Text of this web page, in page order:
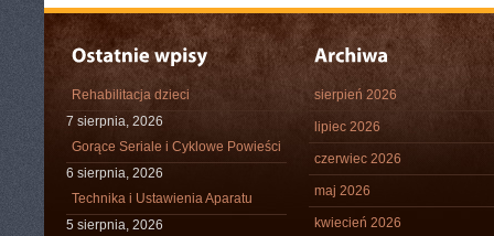
Rehabilitacja dzieci
7 sierpnia, 2026
Gorące Seriale i Cyklowe Powieści
6 sierpnia, 2026
Technika i Ustawienia Aparatu
5 sierpnia, 2026
sierpień 2026
lipiec 2026
czerwiec 2026
maj 2026
kwiecień 2026